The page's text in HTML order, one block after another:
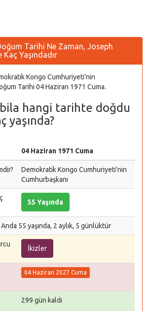
Tarihi Ne Zaman, Joseph
Yaşındadır
Kongo Cumhuriyeti'nin
Tarihi 04 Haziran 1971 Cuma.
hangi tarihte doğdu
yaşında?
04 Haziran 1971 Cuma
Demokratik Kongo Cumhuriyeti'nin
Cumhurbaşkanı
55 Yaşında
55 yaşında, 2 aylık, 5 günlüktür
İkizler
04 Haziran 2027 Cuma
299 gün kaldı